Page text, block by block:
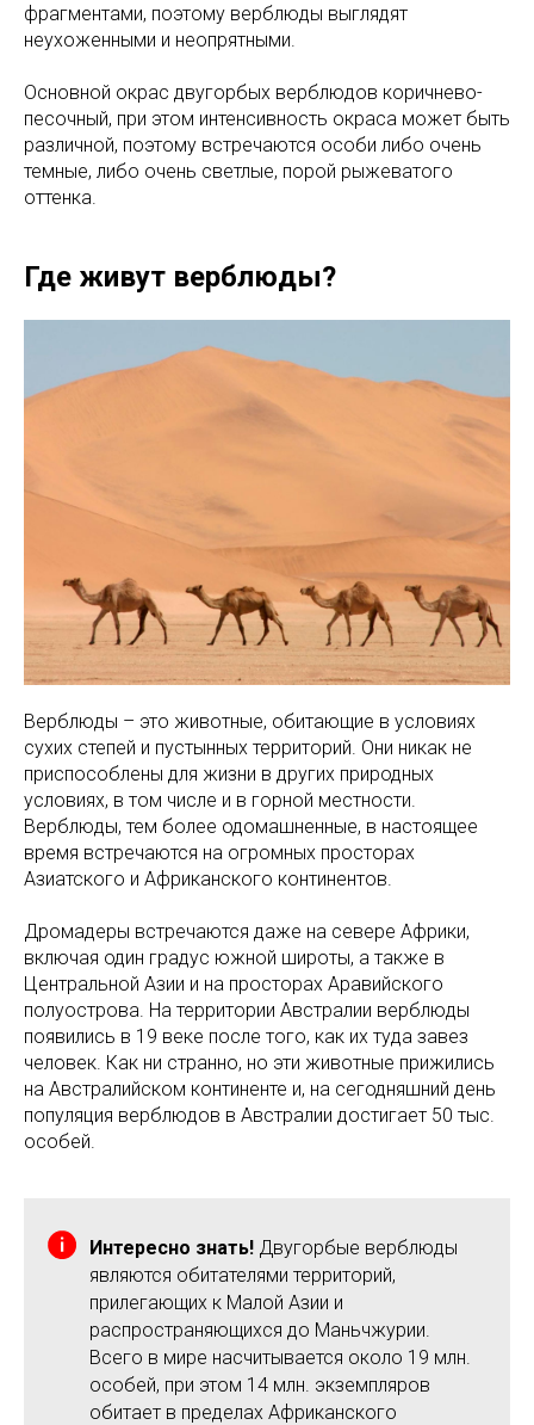
фрагментами, поэтому верблюды выглядят
неухоженными и неопрятными.
Основной окрас двугорбых верблюдов коричнево-
песочный, при этом интенсивность окраса может быть
различной, поэтому встречаются особи либо очень
темные, либо очень светлые, порой рыжеватого
оттенка.
Где живут верблюды?
Верблюды – это животные, обитающие в условиях
сухих степей и пустынных территорий. Они никак не
приспособлены для жизни в других природных
условиях, в том числе и в горной местности.
Верблюды, тем более одомашненные, в настоящее
время встречаются на огромных просторах
Азиатского и Африканского континентов.
Дромадеры встречаются даже на севере Африки,
включая один градус южной широты, а также в
Центральной Азии и на просторах Аравийского
полуострова. На территории Австралии верблюды
появились в 19 веке после того, как их туда завез
человек. Как ни странно, но эти животные прижились
на Австралийском континенте и, на сегодняшний день
популяция верблюдов в Австралии достигает 50 тыс.
особей.
Интересно знать! Двугорбые верблюды
являются обитателями территорий,
прилегающих к Малой Азии и
распространяющихся до Маньчжурии.
Всего в мире насчитывается около 19 млн.
особей, при этом 14 млн. экземпляров
обитает в пределах Африканского